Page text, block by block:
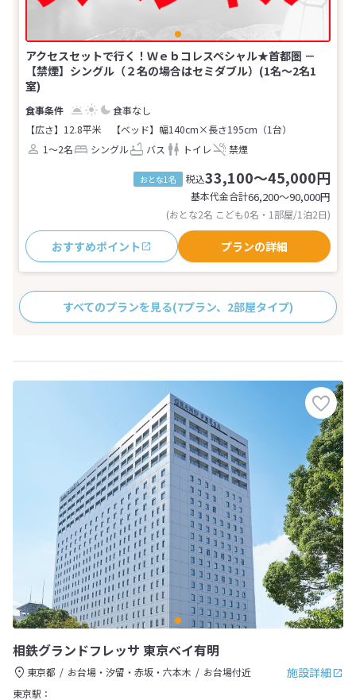
アクセスセットで行く！Ｗｅｂコレスペシャル★首都圏 －
【禁煙】シングル（２名の場合はセミダブル）(1名～2名1
室)
食事なし
【広さ】12.8平米
【ベッド】幅140cm×長さ195cm（1台）
1～2名
シングル バス トイレ 禁煙
おとな1名 税込33,100～45,000円
基本代金合計66,200〜90,000円
(おとな2名 こども0名・1部屋/1泊2日)
おすすめポイント プランの詳細
すべてのプランを見る(7プラン、2部屋タイプ)
相鉄グランドフレッサ 東京ベイ有明
施設詳細
東京都 お台場・汐留・赤坂・六本木
お台場付近
東京駅：